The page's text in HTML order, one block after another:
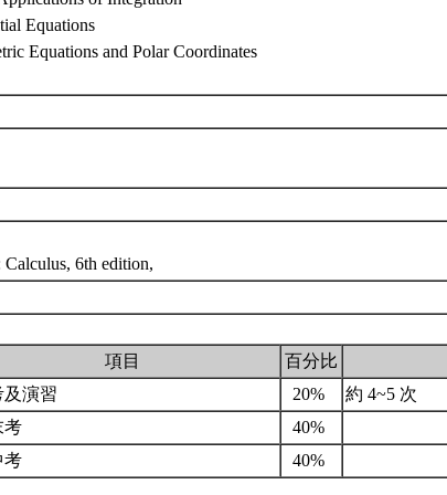
Equations
Equations and Polar Coordinates
Calculus, 6th edition,
項目
百分比
及演習 20%
約 4~5 次
考
40%
考 40%